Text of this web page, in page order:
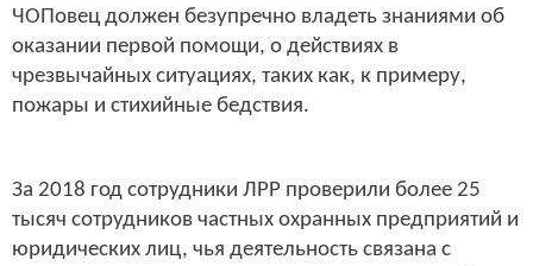
ЧОПовец должен безупречно владеть знаниями об
оказании первой помощи, о действиях в
чрезвычайных ситуациях, таких как, к примеру,
пожары и стихийные бедствия.
За 2018 год сотрудники ЛРР проверили более 25
тысяч сотрудников частных охранных предприятий и
юридических лиц, чья деятельность связана с